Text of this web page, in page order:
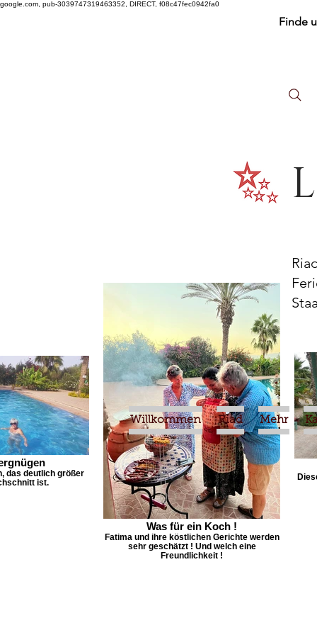
google.com, pub-3039747319463352, DIRECT, f08c47fec0942fa0
Finde
Willkommen Riad Mehr
das deutlich größer
ist.
Was für ein Koch !
Fatima und ihre köstlichen Gerichte werden
sehr geschätzt ! Und welch eine
Freundlichkeit !